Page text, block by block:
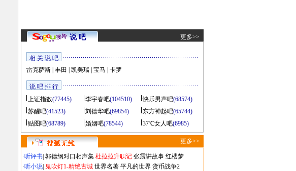
说 吧 更多>>
相 关 说 吧
雷克萨斯| 丰田 凯美瑞| 宝马 卡罗
说 吧 排 行
上证指数(77445) 李宇春吧(104510) 快乐男声吧(68574)
苏醒吧(41523) 刘德华吧(69854) 东方神起吧(65744)
贴图吧(68789) 婚姻吧(78544) 37℃女人吧(6985)
更多>>
·听评书 郭德纲对口相声集 杜拉拉升职记 张震讲故事 红楼梦
·听小说 鬼吹灯1-精绝古城 世界名著 平凡的世界 货币战争2